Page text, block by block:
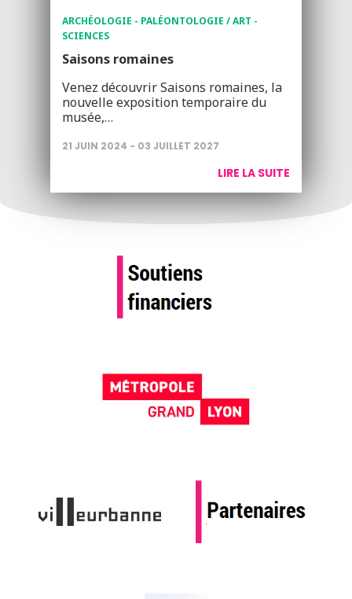
ARCHÉOLOGIE - PALÉONTOLOGIE / ART -
SCIENCES
Saisons romaines
Venez découvrir Saisons romaines, la
nouvelle exposition temporaire du
musée,…
21 JUIN 2024 - 03 JUILLET 2027
LIRE LA SUITE